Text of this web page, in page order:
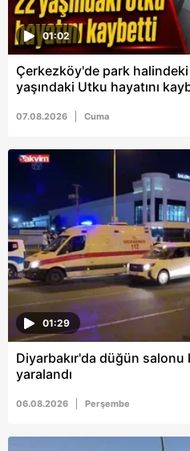
01:02
Çerkezköy'de park
yaşındaki Utku hayatını
07.08.2026 Cuma
01:29
Diyarbakır'da düğün salonu
yaralandı
06.08.2026 Perşembe